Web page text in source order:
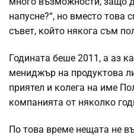
напусне?“, но вместо това
съвет, който някога съм
Годината беше 2011, а аз
мениджър на продуктова
приятел и колега на име
компанията от няколко
По това време нещата не